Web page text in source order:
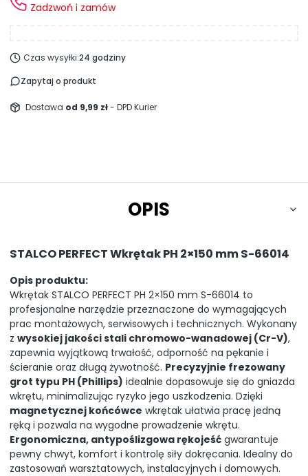
Zadzwoń i zamów
Czas wysyłki:24 godziny
Zapytaj o produkt
Dostawa od 9,99 zł- DPD Kurier
OPIS
STALCO PERFECT Wkrętak PH 2×150 mm S-66014
Opis produktu:
Wkrętak STALCO PERFECT PH 2×150 mm S-66014 to
profesjonalne narzędzie przeznaczone do wymagających
prac montażowych, serwisowych i technicznych. Wykonany
z wysokiej jakości stali chromowo-wanadowej (Cr-V),
zapewnia wyjątkową trwałość, odporność na pękanie i
ścieranie oraz długą żywotność. Precyzyjnie frezowany
grot typu PH (Phillips) idealnie dopasowuje się do gniazda
wkrętu, minimalizując ryzyko jego uszkodzenia. Dzięki
magnetycznej końcówce wkrętak ułatwia pracę jedną
ręką i pozwala na wygodne prowadzenie wkrętu.
Ergonomiczna, antypoślizgowa rękojeść gwarantuje
pewny chwyt, komfort i kontrolę siły dokręcania. Idealny do
zastosowań warsztatowych, instalacyjnych i domowych.